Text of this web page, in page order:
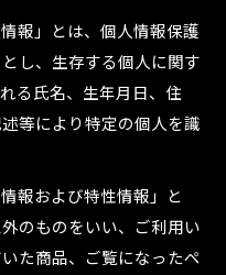
報」とは、個人情報保護
し、生存する個人に関す
る氏名、生年月日、住
等により特定の個人を識
報および特性情報」と
のものをいい、ご利用い
た商品、ご覧になったペ